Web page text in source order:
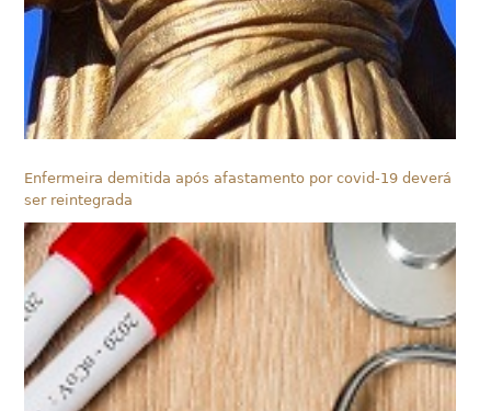
Enfermeira demitida após afastamento por covid-19 deverá
ser reintegrada